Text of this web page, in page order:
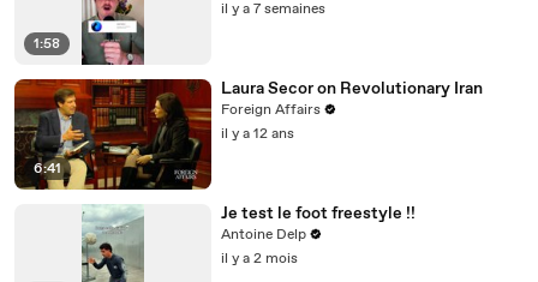
1:58
il y a 7 semaines
6:41
Laura Secor on Revolutionary Iran
Foreign Affairs
il y a 12 ans
Je test le foot freestyle !!
Antoine Delp
il y a 2 mois